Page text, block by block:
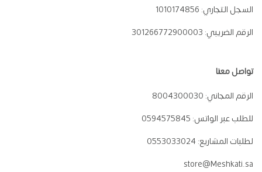
السجل التجاري: 1010174856
الرقم الضريبي: 301266772900003
تواصل معنا
الرقم المجاني: 8004300030
للطلب عبر الواتس: 0594575845
لطلبات المشاريع: 0553033024
store@Meshkati.sa